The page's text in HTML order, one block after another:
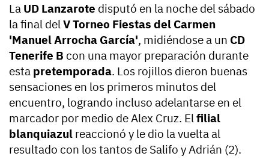
La UD Lanzarote disputó en la noche del sábado
la final del V Torneo Fiestas del Carmen
'Manuel Arrocha García', midiéndose a un CD
Tenerife B con una mayor preparación durante
esta pretemporada. Los rojillos dieron buenas
sensaciones en los primeros minutos del
encuentro, logrando incluso adelantarse en el
marcador por medio de Alex Cruz. El filial
blanquiazul reaccionó y le dio la vuelta al
resultado con los tantos de Salifo y Adrián (2).